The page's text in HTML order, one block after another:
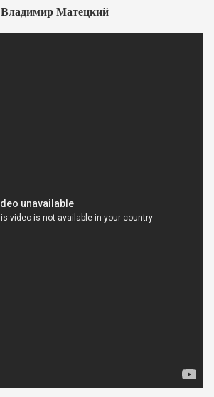
Владимир Матецкий